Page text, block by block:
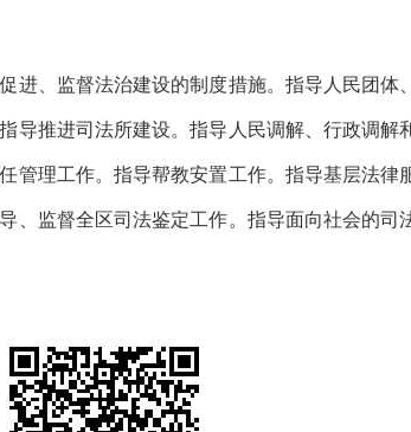
进、监督法治建设的制度措施。指导人民团体
导推进司法所建设。指导人民调解、行政调解
管理工作。指导帮教安置工作。指导基层法律
、监督全区司法鉴定工作。指导面向社会的司